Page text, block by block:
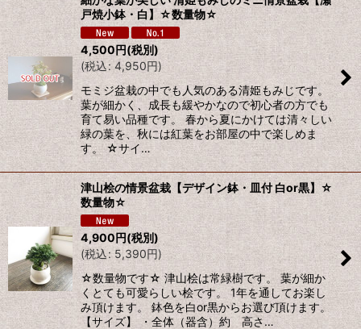
戸焼小鉢・白】☆数量物☆
4,500円(税別)
(税込: 4,950円)
モミジ盆栽の中でも人気のある清姫もみじです。
葉が細かく、成長も緩やかなので初心者の方でも
育て易い品種です。 春から夏にかけては清々しい
緑の葉を、秋には紅葉をお部屋の中で楽しめま
す。 ☆サイ…
津山桧の情景盆栽【デザイン鉢・皿付 白or黒】☆
数量物☆
4,900円(税別)
(税込: 5,390円)
☆数量物です☆ 津山桧は常緑樹です。 葉が細か
くとても可愛らしい桧です。 1年を通してお楽し
み頂けます。 鉢色を白or黒からお選び頂けます。
【サイズ】 ・全体（器含）約 高さ…